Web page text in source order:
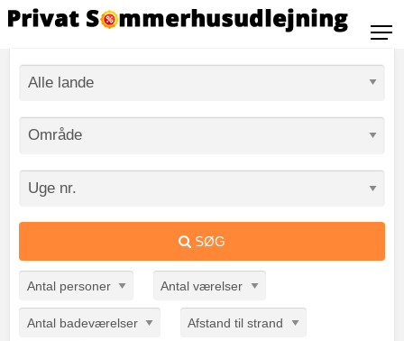
SØG
Antal personer Antal værelser
Antal badeværelser Afstand til strand